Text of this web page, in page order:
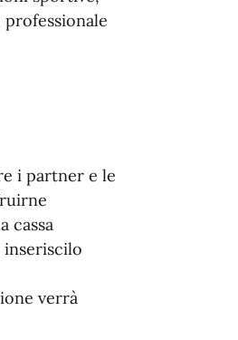
i partner e le
cassa
inseriscilo
verrà